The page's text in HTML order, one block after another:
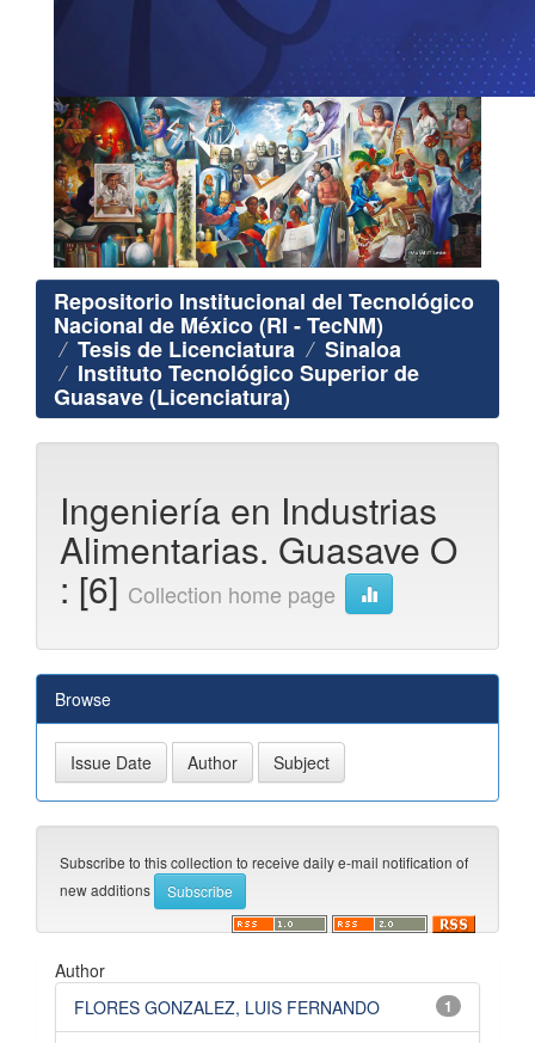
Repositorio Institucional del Tecnológico
Nacional de México (RI - TecNM)
Tesis de Licenciatura Sinaloa
Instituto Tecnológico Superior de
Guasave (Licenciatura)
Ingeniería en Industrias
Alimentarias. Guasave O
: [6] Collection home page
Browse
Subscribe to this collection to receive daily e-mail notification of
new additions
Author
1
FLORES GONZALEZ, LUIS FERNANDO